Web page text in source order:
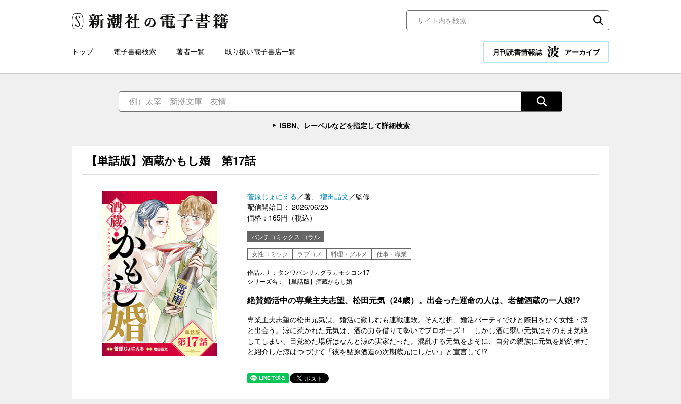
トップ 電子書籍検索 著者一覧 取り扱い電子書店一覧 月刊読書情報誌 アーカイブ
ISBN、レーベルなどを指定して詳細検索
【単話版】酒蔵かもし婚 第17話
菅原じょにえる／著、 増田晶文／監修
配信開始日： 2026/06/25
価格：165円（税込）
バンチコミックス コラル
女性コミック
ラブコメ 料理・グルメ 仕事・職業
作品カナ：タンワバンサカグラカモシコン17
シリーズ名： 【単話版】酒蔵かもし婚
絶賛婚活中の専業主夫志望、松田元気（24歳）。出会った運命の人は、老舗酒蔵の一人娘!?
専業主夫志望の松田元気は、婚活に勤しむも連戦連敗。そんな折、婚活パーティでひと際目をひく女性・涼
と出会う。涼に惹かれた元気は、酒の力を借りて勢いでプロポーズ！ しかし酒に弱い元気はそのまま気絶
してしまい、目覚めた場所はなんと涼の実家だった。混乱する元気をよそに、自分の親族に元気を婚約者だ
と紹介した涼はつづけて「彼を鮎原酒造の次期蔵元にしたい」と宣言して!?